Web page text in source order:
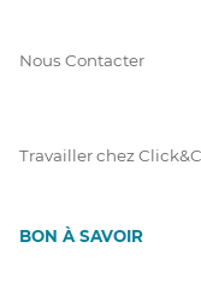
Nous Contacter
Travailler chez
BON À SAVOIR